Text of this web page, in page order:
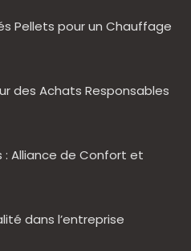
Pellets pour un Chauffage
des Achats Responsables
: Alliance de Confort et
dans l’entreprise